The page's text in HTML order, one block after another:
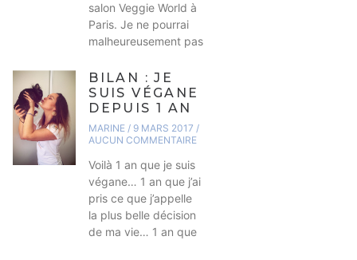
salon Veggie World à
Paris. Je ne pourrai
malheureusement pas
BILAN : JE
SUIS VÉGANE
DEPUIS 1 AN
MARINE 9 MARS 2017
AUCUN COMMENTAIRE
Voilà 1 an que je suis
végane… 1 an que j’ai
pris ce que j’appelle
la plus belle décision
de ma vie… 1 an que